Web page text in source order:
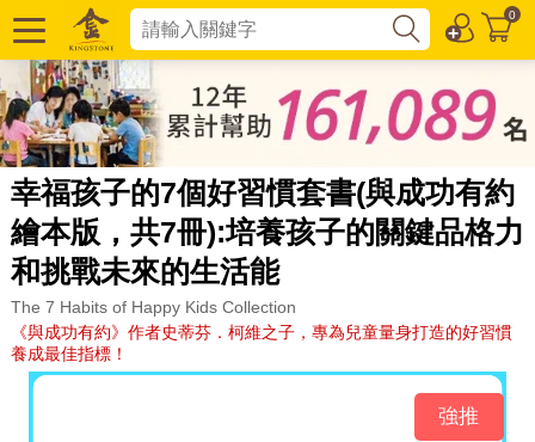
0
幸福孩子的7個好習慣套書(與成功有約
繪本版，共7冊):培養孩子的關鍵品格力
和挑戰未來的生活能
The 7 Habits of Happy Kids Collection
《與成功有約》作者史蒂芬．柯維之子，專為兒童量身打造的好習慣
養成最佳指標！
強推